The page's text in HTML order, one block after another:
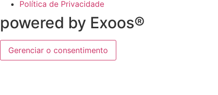
Política de Privacidade
powered by Exoos®
Gerenciar o consentimento